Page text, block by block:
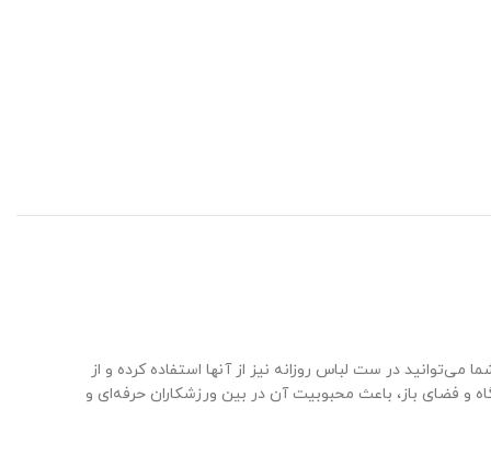
در ست لباس روزانه نیز از آنها استفاده کرده و از
و فضای باز، باعث محبوبیت آن در بین ورزشکاران حرفه‌ای و